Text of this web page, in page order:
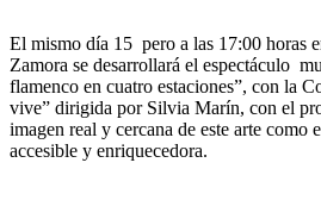
El mismo día 15 pero a las 17:00 horas
Zamora se desarrollará el espectáculo
flamenco en cuatro estaciones”, con la
vive” dirigida por Silvia Marín, con el
imagen real y cercana de este arte como
accesible y enriquecedora.